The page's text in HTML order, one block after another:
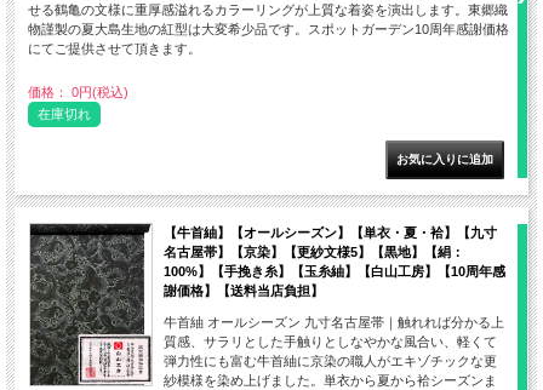
せる鶴亀の文様に重厚感溢れるカラーリングが上質な着姿を演出します。東郷織
物謹製の夏大島生地の紅型は大変希少品です。スポットガーデン10周年感謝価格
にてご提供させて頂きます。
価格： 0円(税込)
在庫切れ
【牛首紬】【オールシーズン】【単衣・夏・袷】【九寸
名古屋帯】【京染】【更紗文様5】【黒地】【絹：
100%】【手挽き糸】【玉糸紬】【白山工房】【10周年感
謝価格】【送料当店負担】
牛首紬 オールシーズン 九寸名古屋帯｜触れれば分かる上
質感、サラリとした手触りとしなやかな風合い、軽くて
弾力性にも富む牛首紬に京染の職人がエキゾチックな更
紗模様を染め上げました。単衣から夏から袷シーズンま